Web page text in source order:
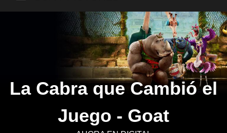
La Cabra que Cambió el
Juego - Goat